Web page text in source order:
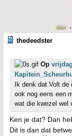
thedeedster
Op
Ik denk dat Volt
ook nog eens een
wat die kwezel wel
Ken je dat? Dan
Dit is dan dat